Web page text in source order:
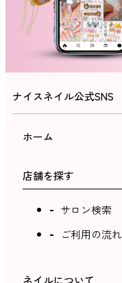
ナイスネイル公式SNS
ホーム
店舗を探す
サロン検索
ご利用の流れ
ネイルについて